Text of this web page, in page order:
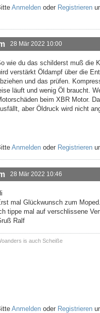
Anmelden oder Registrieren
28 Mär 2022 10:00
wie du das schilderst muß die
verstärkt Öldampf über die
und das prüfen.
läuft und wenig Öl braucht.
beim XBR Motor.
aber Öldruck wird nicht
Anmelden oder Registrieren
28 Mär 2022 10:46
mal Glückwunsch zum Moped.
tippe mal auf verschlissene
Ralf
is auch Scheiße
Anmelden oder Registrieren